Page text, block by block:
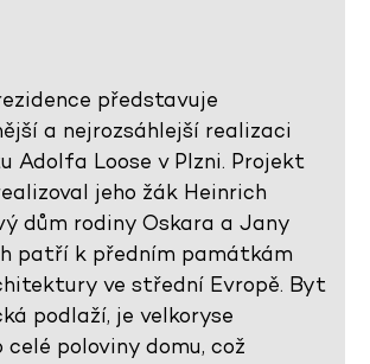
představuje
a nejrozsáhlejší realizaci
Adolfa Loose v Plzni. Projekt
jeho žák Heinrich
dům rodiny Oskara a Jany
patří k předním památkám
ve střední Evropě. Byt
podlaží, je velkoryse
celé poloviny domu, což